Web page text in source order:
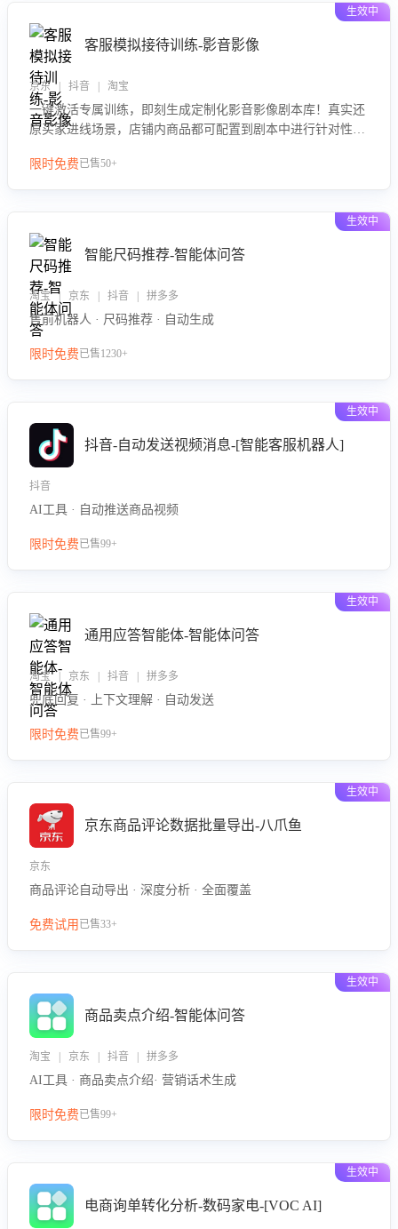
生效中
客服模拟接待训练-影音影像
京东 | 抖音 | 淘宝
一键激活专属训练，即刻生成定制化影音影像剧本库！真实还
原买家进线场景，店铺内商品都可配置到剧本中进行针对性训
即开通”，快速获取影音影像类目剧本，一键开启客服培训。
限时免费已售50+
生效中
智能尺码推荐-智能体问答
淘宝 | 京东 | 抖音 | 拼多多
售前机器人 · 尺码推荐 · 自动生成
限时免费已售1230+
生效中
抖音-自动发送视频消息-[智能客服机器人]
抖音
AI工具 · 自动推送商品视频
限时免费已售99+
生效中
通用应答智能体-智能体问答
淘宝 | 京东 | 抖音 | 拼多多
兜底回复 · 上下文理解 · 自动发送
限时免费已售99+
生效中
京东商品评论数据批量导出-八爪鱼
京东
商品评论自动导出 · 深度分析 · 全面覆盖
免费试用 已售33+
生效中
商品卖点介绍-智能体问答
淘宝 | 京东 | 抖音 | 拼多多
AI工具 · 商品卖点介绍· 营销话术生成
限时免费已售99+
生效中
电商询单转化分析-数码家电-[VOC AI]